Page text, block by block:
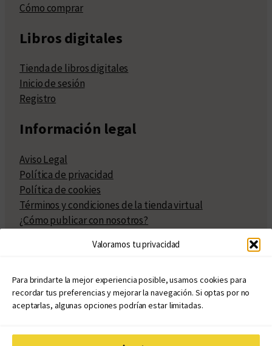
Valoramos tu privacidad
Para brindarte la mejor experiencia posible, usamos cookies para
recordar tus preferencias y mejorar la navegación. Si optas por no
aceptarlas, algunas opciones podrían estar limitadas.
Cómo comprar
Libros digitales
Tienda de libros digitales
Inicio de sesión
Registro
Información legal
Aviso Legal
Política de privacidad
Política de cookies
Términos y condiciones de la tienda virtual
¿Cómo publicar con nosotros?
Políticas de publicación
Políticas de coedición
Atribuciones